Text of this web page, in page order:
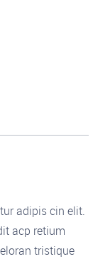
adipis cin elit.
acp retium
tristique